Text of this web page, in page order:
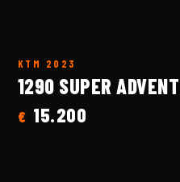
KTM 2023
1290 SUPER
€ 15.200